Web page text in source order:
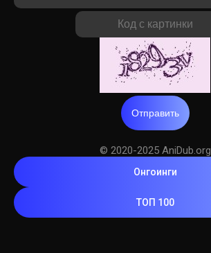
Отправить
© 2020-2025 AniDub.org
Онгоинги
ТОП 100